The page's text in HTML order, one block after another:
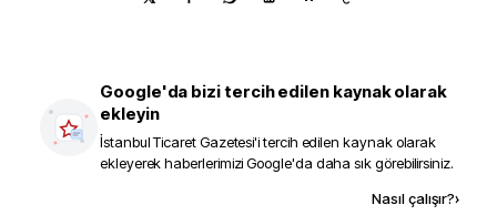
Google'da bizi tercih edilen kaynak olarak
ekleyin
İstanbul Ticaret Gazetesi'i tercih edilen kaynak olarak
ekleyerek haberlerimizi Google'da daha sık görebilirsiniz.
Nasıl çalışır?›